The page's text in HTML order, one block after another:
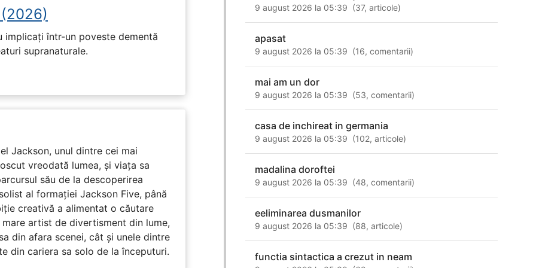
implicați într-un poveste dementă
supranaturale.
Jackson, unul dintre cei mai
vreodată lumea, și viața sa
său de la descoperirea
al formației Jackson Five, până
creativă a alimentat o căutare
artist de divertisment din lume,
din afara scenei, cât și unele dintre
din cariera sa solo de la începuturi.
9 august 2026 la 05:39 (37,articole)
apasat
9 august 2026 la 05:39 (16,comentarii)
mai am un dor
9 august 2026 la 05:39 (53,comentarii)
casa de inchireat in germania
9 august 2026 la 05:39 (102,articole)
madalina doroftei
9 august 2026 la 05:39 (48,comentarii)
eeliminarea dusmanilor
9 august 2026 la 05:39 (88,articole)
functia sintactica a crezut in neam